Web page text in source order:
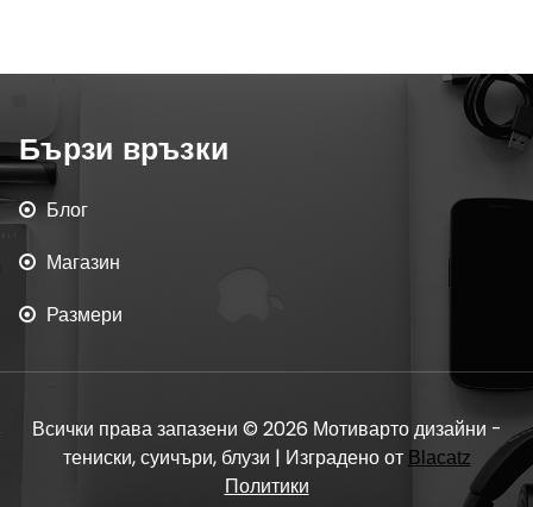
Бързи връзки
Блог
Магазин
Размери
Всички права запазени © 2026 Мотиварто дизайни -
тениски, суичъри, блузи | Изградено от Blacatz
Политики